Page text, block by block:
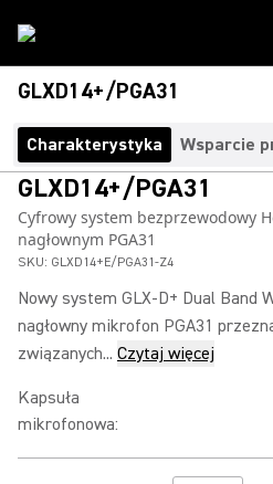
GLXD14+/PGA31
Charakterystyka Wsparcie
GLXD14+/PGA31
Cyfrowy system bezprzewodowy
nagłownym PGA31
SKU: GLXD14+E/PGA31-Z4
Nowy system GLX-D+ Dual Band
nagłowny mikrofon PGA31
związanych... Czytaj więcej
Kapsuła
mikrofonowa: